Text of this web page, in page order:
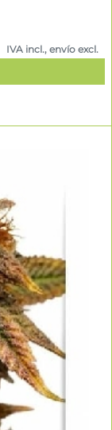
IVA incl., envío excl.